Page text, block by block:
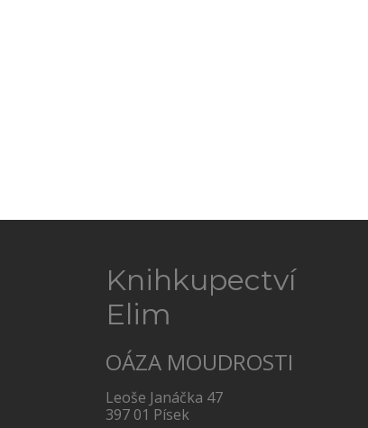
Knihkupectví
Elim
OÁZA MOUDROSTI
Leoše Janáčka 47
397 01 Písek